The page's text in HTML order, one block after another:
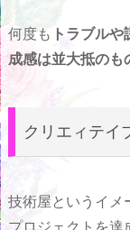
何度も トラブルや
成感は並大抵のも
クリエィテイ
技術屋というイメ
プロジェクトを達